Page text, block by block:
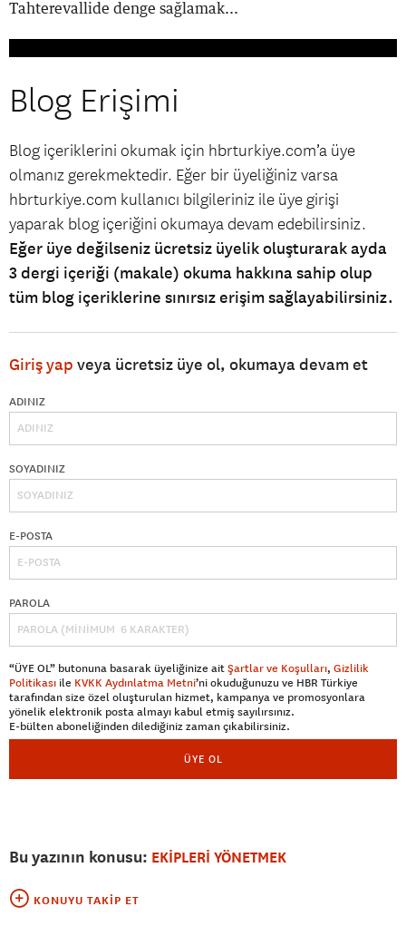
Tahterevallide denge sağlamak...
Blog Erişimi
Blog içeriklerini okumak için hbrturkiye.com’a üye
olmanız gerekmektedir. Eğer bir üyeliğiniz varsa
hbrturkiye.com kullanıcı bilgileriniz ile üye girişi
yaparak blog içeriğini okumaya devam edebilirsiniz.
Eğer üye değilseniz ücretsiz üyelik oluşturarak ayda
3 dergi içeriği (makale) okuma hakkına sahip olup
tüm blog içeriklerine sınırsız erişim sağlayabilirsiniz.
Giriş yap veya ücretsiz üye ol, okumaya devam et
ADINIZ
SOYADINIZ
E-POSTA
PAROLA
“ÜYE OL” butonuna basarak üyeliğinize aitŞartlar ve Koşulları, Gizlilik
Politikası ile KVKK Aydınlatma Metni’ni okuduğunuzu ve HBR Türkiye
tarafından size özel oluşturulan hizmet, kampanya ve promosyonlara
yönelik elektronik posta almayı kabul etmiş sayılırsınız.
E-bülten aboneliğinden dilediğiniz zaman çıkabilirsiniz.
ÜYE OL
Bu yazının konusu: EKİPLERİ YÖNETMEK
KONUYU TAKIP ET